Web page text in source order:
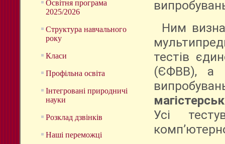
Освітня програма
2025/2026
Структура навчального
року
Класи
Профільна освіта
Інтегровані природничі
науки
Розклад дзвінків
Наші переможці
Ним
тестів
(ЄФВВ), а
Усі